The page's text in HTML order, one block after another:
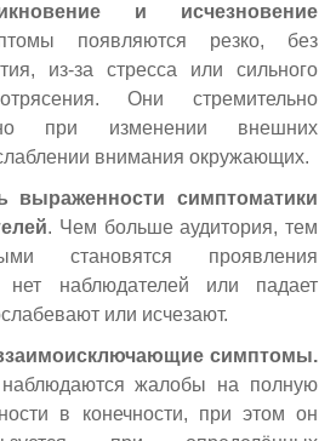
и исчезновение
появляются резко, без
из-за стресса или сильного
Они стремительно
при изменении внешних
внимания окружающих.
выраженности симптоматики
. Чем больше аудитория, тем
становятся проявления
нет наблюдателей или падает
или исчезают.
симптомы.
жалобы на полную
в конечности, при этом он